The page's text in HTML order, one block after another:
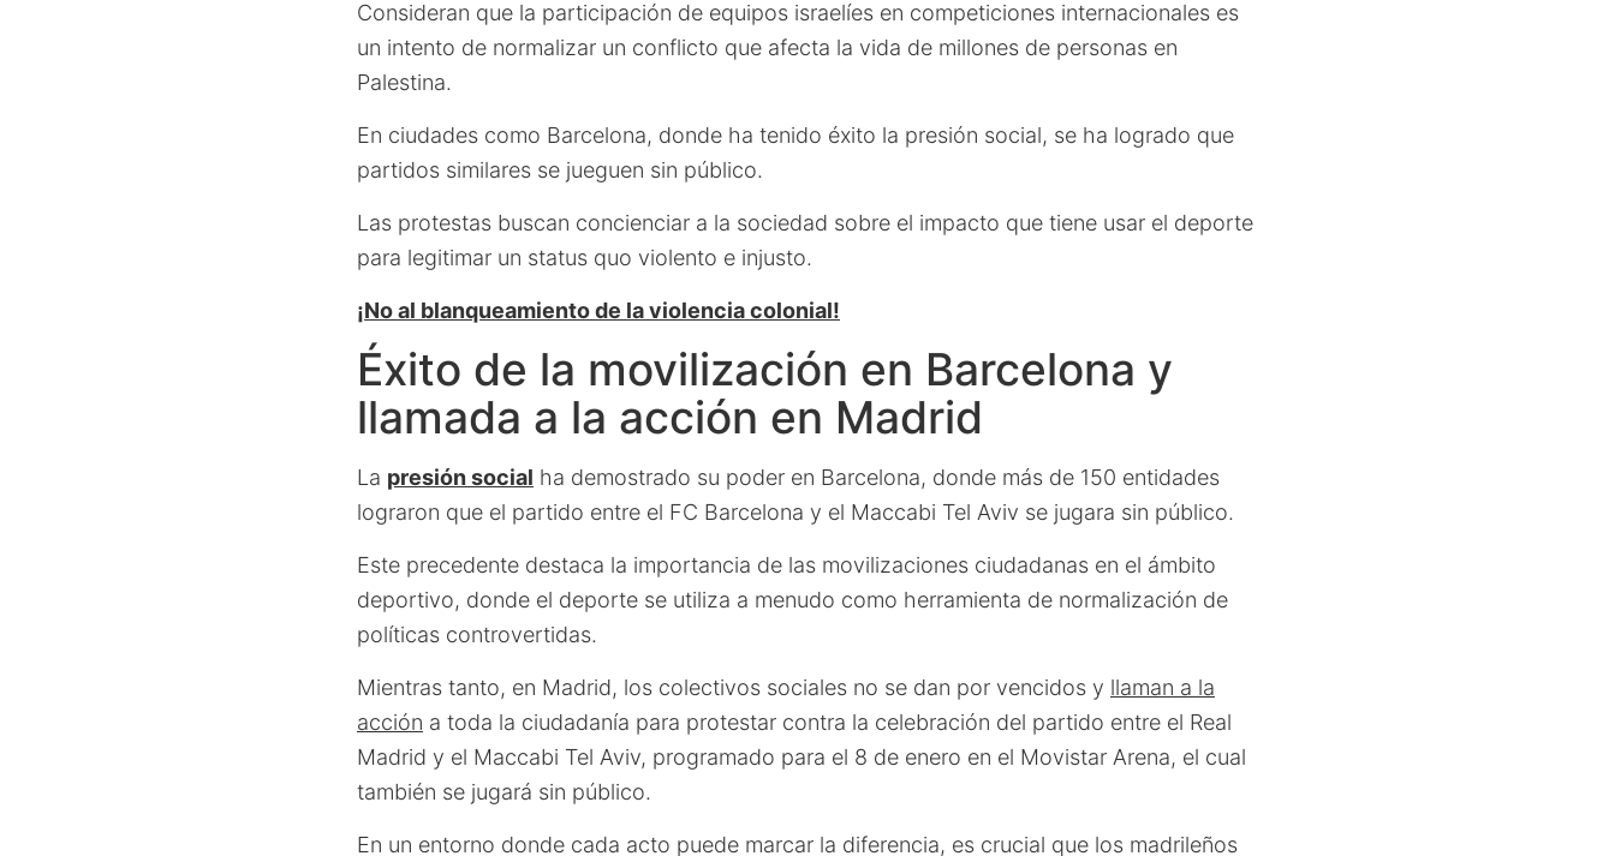
Consideran que la participación de equipos israelíes en competiciones internacionales es
un intento de normalizar un conflicto que afecta la vida de millones de personas en
Palestina.
En ciudades como Barcelona, donde ha tenido éxito la presión social, se ha logrado que
partidos similares se jueguen sin público.
Las protestas buscan concienciar a la sociedad sobre el impacto que tiene usar el deporte
para legitimar un status quo violento e injusto.
¡No al blanqueamiento de la violencia colonial!
Éxito de la movilización en Barcelona y
llamada a la acción en Madrid
La presión social ha demostrado su poder en Barcelona, donde más de 150 entidades
lograron que el partido entre el FC Barcelona y el Maccabi Tel Aviv se jugara sin público.
Este precedente destaca la importancia de las movilizaciones ciudadanas en el ámbito
deportivo, donde el deporte se utiliza a menudo como herramienta de normalización de
políticas controvertidas.
Mientras tanto, en Madrid, los colectivos sociales no se dan por vencidos y llaman a la
acción a toda la ciudadanía para protestar contra la celebración del partido entre el Real
Madrid y el Maccabi Tel Aviv, programado para el 8 de enero en el Movistar Arena, el cual
también se jugará sin público.
En un entorno donde cada acto puede marcar la diferencia, es crucial que los madrileños